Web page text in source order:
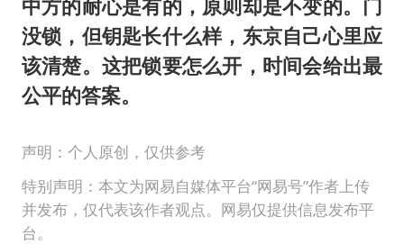
中方的耐心是有的，原则却是不变的。门
没锁，但钥匙长什么样，东京自己心里应
该清楚。这把锁要怎么开，时间会给出最
公平的答案。
声明：个人原创，仅供参考
特别声明：本文为网易自媒体平台“网易号”作者上传
并发布，仅代表该作者观点。网易仅提供信息发布平
台。